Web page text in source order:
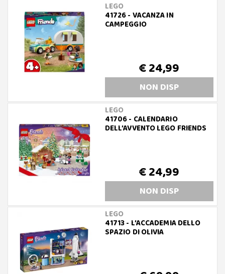
LEGO
41726 - VACANZA IN
CAMPEGGIO
€ 24,99
NON DISP
LEGO
41706 - CALENDARIO
DELL’AVVENTO LEGO FRIENDS
€ 24,99
NON DISP
LEGO
41713 - L’ACCADEMIA DELLO
SPAZIO DI OLIVIA